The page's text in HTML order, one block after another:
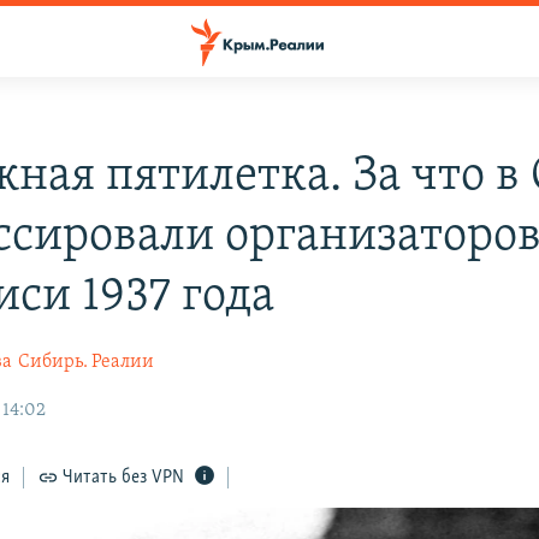
пятилетка. За что
1937 года
Сибирь. Реалии
Читать без VPN